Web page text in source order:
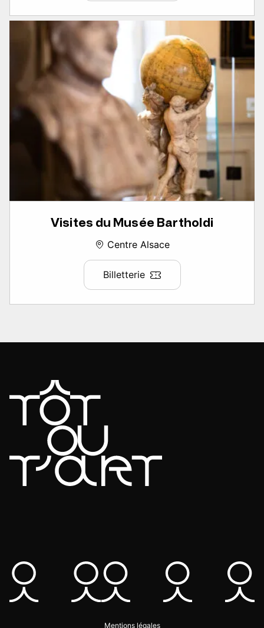
Visites du Musée Bartholdi
Centre Alsace
Billetterie
Mentions légales